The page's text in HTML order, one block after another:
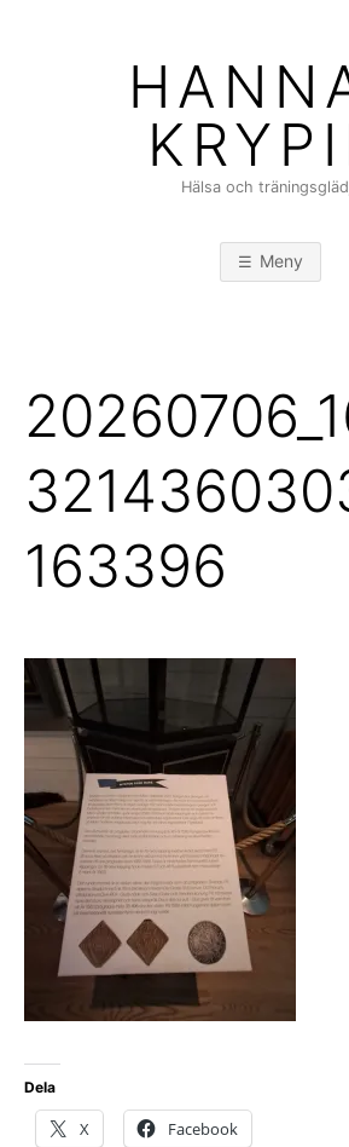
Hälsa och
Meny
163396
Dela
X Facebook